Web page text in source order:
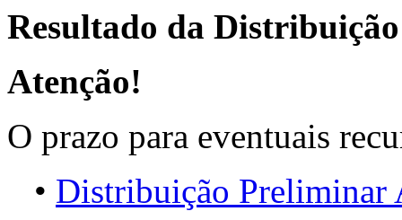
Resultado da
Atenção!
O prazo para eventuais
• Distribuição Preliminar